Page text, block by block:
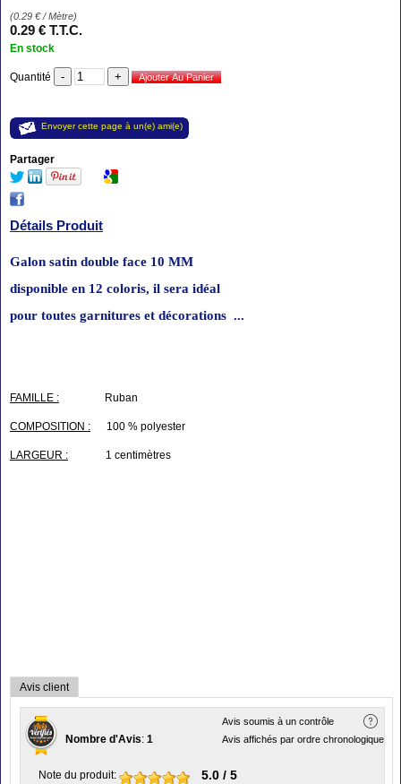
(0.29 €/ Mètre)
0.29 € T.T.C.
En stock
Quantité
Envoyer cette page à un(e) ami(e)
Partager
Détails Produit
Galon satin double face 10 MM
disponible en 12 coloris, il sera idéal
pour toutes garnitures et décorations ...
FAMILLE : Ruban
COMPOSITION : 100 % polyester
LARGEUR : 1 centimètres
Avis client
Avis soumis à un contrôle
Avis affichés par ordre chronologique
Nombre d'Avis: 1
Note du produit: 5.0 / 5